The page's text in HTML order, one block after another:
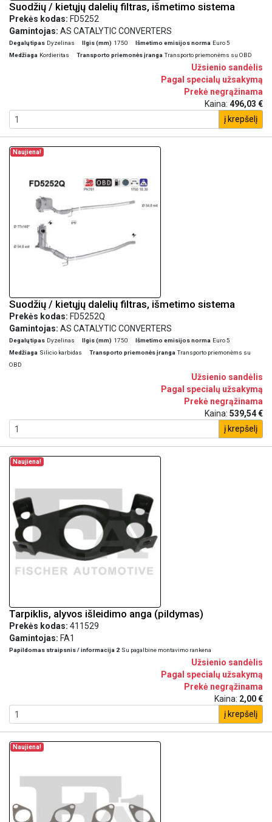
Suodžių / kietųjų dalelių filtras, išmetimo sistema
Prekės kodas: FD5252
Gamintojas: AS CATALYTIC CONVERTERS
Degalų tipas Dyzelinas Ilgis (mm) 1750 Išmetimo emisijos norma Euro 5
Medžiaga Kordieritas Transporto priemonės įranga Transporto priemonėms su OBD
Užsienio sandėlis
Pagal specialų užsakymą
Prekė negrąžinama
Kaina: 496,03 €
į krepšelį
Naujiena!
Suodžių / kietųjų dalelių filtras, išmetimo sistema
Prekės kodas: FD5252Q
Gamintojas: AS CATALYTIC CONVERTERS
Degalų tipas Dyzelinas Ilgis (mm) 1750 Išmetimo emisijos norma Euro 5
Medžiaga Silicio karbidas Transporto priemonės įranga Transporto priemonėms su
OBD
Užsienio sandėlis
Pagal specialų užsakymą
Prekė negrąžinama
Kaina: 539,54 €
į krepšelį
Naujiena!
Tarpiklis, alyvos išleidimo anga (pildymas)
Prekės kodas: 411529
Gamintojas: FA1
Papildomas straipsnis / informacija 2 Su pagalbine montavimo rankena
Užsienio sandėlis
Pagal specialų užsakymą
Prekė negrąžinama
Kaina: 2,00 €
į krepšelį
Naujiena!